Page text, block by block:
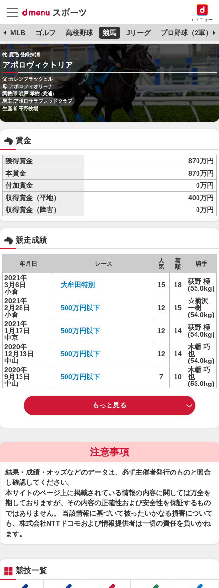
dメニュー
MLB ゴルフ 高校野球 競馬 Jリーグ プロ野球（2軍）
牝 鹿毛 登録抹消
アポロヴィクトリア
父:カレンブラックヒル
母:アポロフィオリーナ
調教師:岩戸 孝樹 (美浦)
馬主:アポロサラブレッドクラブ
生産者:平野牧場
賞金
獲得賞金
870万円
本賞金
870万円
付加賞金
0万円
収得賞金（平地）
400万円
収得賞金（障害）
0万円
競走成績
年月日 レース
人
気
着
順
騎手
2021年
3月6日
小倉
大牟田特別 15 18
荻野 極
(55.0kg)
2021年
2月28日
小倉
500万円以下 12 15
☆菊沢
一樹
(54.0kg)
2021年
1月17日
中京
500万円以下 12 14
荻野 極
(54.0kg)
2020年
12月13日
中山
500万円以下 12 14
木幡 巧
也
(54.0kg)
2020年
9月13日
中山
500万円以下 7 10
木幡 巧
也
(53.0kg)
もっと見る
注意事項
結果・成績・オッズなどのデータは、必ず主催者発行のものと照合
し確認してください。
本サイトのページ上に掲載されている情報の内容に関しては万全を
期しておりますが、その内容の正確性および安全性を保証するもの
ではありません。 当該情報に基づいて被ったいかなる損害について
も、株式会社NTTドコモおよび情報提供者は一切の責任を負いかね
ます。
競技一覧